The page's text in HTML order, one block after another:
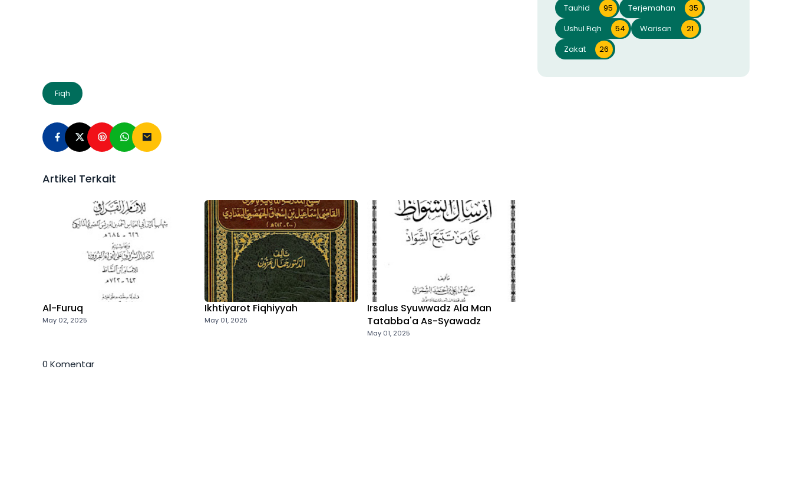
Fiqh
Artikel Terkait
Al-Furuq
May 02, 2025
Ikhtiyarot Fiqhiyyah
May 01, 2025
Irsalus Syuwwadz Ala Man
Tatabba'a As-Syawadz
May 01, 2025
0 Komentar
Tauhid
95 Terjemahan
35
Ushul Fiqh
54 Warisan
21
Zakat
26